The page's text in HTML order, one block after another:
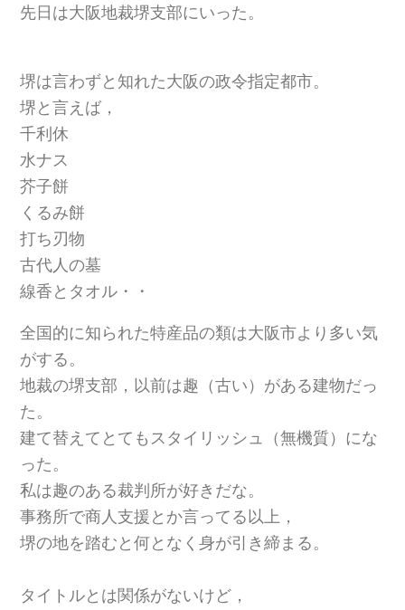
先日は大阪地裁堺支部にいった。
堺は言わずと知れた大阪の政令指定都市。
堺と言えば，
千利休
水ナス
芥子餅
くるみ餅
打ち刃物
古代人の墓
線香とタオル・・
全国的に知られた特産品の類は大阪市より多い気
がする。
地裁の堺支部，以前は趣（古い）がある建物だっ
た。
建て替えてとてもスタイリッシュ（無機質）にな
った。
私は趣のある裁判所が好きだな。
事務所で商人支援とか言ってる以上，
堺の地を踏むと何となく身が引き締まる。
タイトルとは関係がないけど，